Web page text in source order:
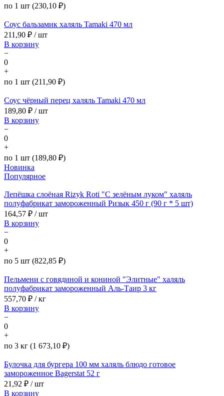
по 1 шт (230,10 ₽)
Соус бальзамик халяль Tamaki 470 мл
211,90 ₽ / шт
В корзину
−
0
+
по 1 шт (211,90 ₽)
Соус чёрный перец халяль Tamaki 470 мл
189,80 ₽ / шт
В корзину
−
0
+
по 1 шт (189,80 ₽)
Новинка
Популярное
Лепёшка слоёная Rizyk Roti "С зелёным луком" халяль
полуфабрикат замороженный Ризык 450 г (90 г * 5 шт)
164,57 ₽ / шт
В корзину
−
0
+
по 5 шт (822,85 ₽)
Пельмени с говядиной и кониной "Элитные" халяль
полуфабрикат замороженный Аль-Таир 3 кг
557,70 ₽ / кг
В корзину
−
0
+
по 3 кг (1 673,10 ₽)
Булочка для бургера 100 мм халяль блюдо готовое
замороженное Bagerstat 52 г
21,92 ₽ / шт
В корзину